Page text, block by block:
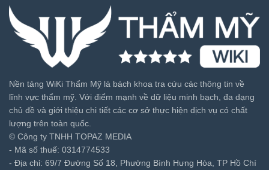
Nền tảng WiKi Thẩm Mỹ là bách khoa tra cứu các thông tin về
lĩnh vực thẩm mỹ. Với điểm mạnh về dữ liệu minh bạch, đa dạng
chủ đề và giới thiệu chi tiết các cơ sở thực hiện dịch vụ có chất
lượng trên toàn quốc.
© Công ty TNHH TOPAZ MEDIA
- Mã số thuế: 0314774533
- Địa chỉ: 69/7 Đường Số 18, Phường Bình Hưng Hòa, TP Hồ Chí